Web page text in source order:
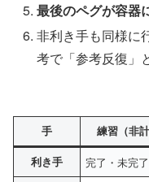
最後のペグが容器
非利き手も同様に
考で「参考反復」
手 練習（非計
利き手 完了・未完了